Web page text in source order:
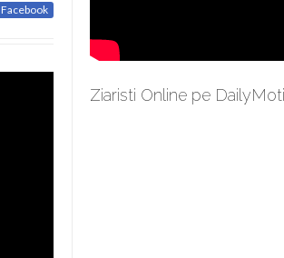
Facebook
Ziaristi Online pe